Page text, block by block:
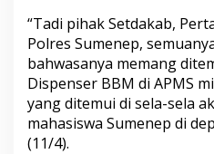
a
n
L
e
m
a
?
“Tadi pihak Setdakab,
Polres Sumenep,
bahwasanya memang
Dispenser BBM di APMS
yang ditemui di sela-sela
mahasiswa Sumenep di
(11/4).